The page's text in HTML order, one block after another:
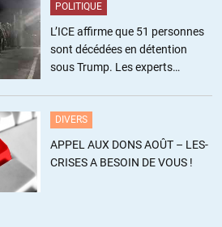
que l’Italie risque de perdre son
Fitch aura terminé sa revue des six
de notation a mis sous
négative, a dit mardi l’un de ses
POLITIQUE
L’ICE affirme que 51 personnes
sont décédées en détention
sous Trump. Les experts
DIVERS
APPEL AUX DONS AOÛT – LES-
CRISES A BESOIN DE VOUS !